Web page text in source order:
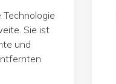
Sie ist
und